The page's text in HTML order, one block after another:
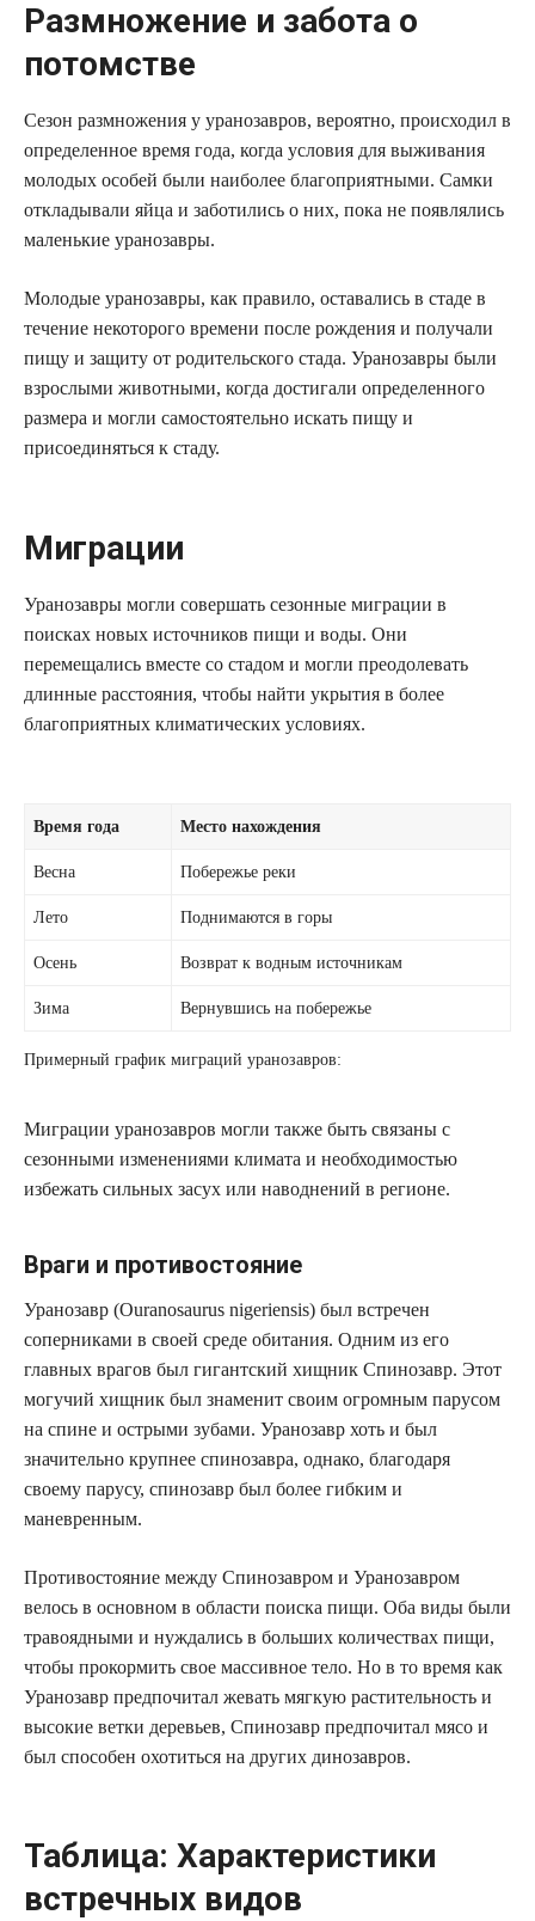
Размножение и забота о
потомстве
Сезон размножения у уранозавров, вероятно, происходил в
определенное время года, когда условия для выживания
молодых особей были наиболее благоприятными. Самки
откладывали яйца и заботились о них, пока не появлялись
маленькие уранозавры.
Молодые уранозавры, как правило, оставались в стаде в
течение некоторого времени после рождения и получали
пищу и защиту от родительского стада. Уранозавры были
взрослыми животными, когда достигали определенного
размера и могли самостоятельно искать пищу и
присоединяться к стаду.
Миграции
Уранозавры могли совершать сезонные миграции в
поисках новых источников пищи и воды. Они
перемещались вместе со стадом и могли преодолевать
длинные расстояния, чтобы найти укрытия в более
благоприятных климатических условиях.
Примерный график миграций уранозавров:
Время года Место нахождения
Весна Побережье реки
Лето Поднимаются в горы
Осень Возврат к водным источникам
Зима Вернувшись на побережье
Миграции уранозавров могли также быть связаны с
сезонными изменениями климата и необходимостью
избежать сильных засух или наводнений в регионе.
Враги и противостояние
Уранозавр (Ouranosaurus nigeriensis) был встречен
соперниками в своей среде обитания. Одним из его
главных врагов был гигантский хищник Спинозавр. Этот
могучий хищник был знаменит своим огромным парусом
на спине и острыми зубами. Уранозавр хоть и был
значительно крупнее спинозавра, однако, благодаря
своему парусу, спинозавр был более гибким и
маневренным.
Противостояние между Спинозавром и Уранозавром
велось в основном в области поиска пищи. Оба виды были
травоядными и нуждались в больших количествах пищи,
чтобы прокормить свое массивное тело. Но в то время как
Уранозавр предпочитал жевать мягкую растительность и
высокие ветки деревьев, Спинозавр предпочитал мясо и
был способен охотиться на других динозавров.
Таблица: Характеристики
встречных видов